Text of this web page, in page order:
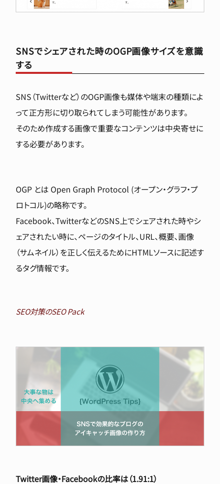
SNSでシェアされた時のOGP画像サイズを意識
する
SNS（Twitterなど）のOGP画像も媒体や端末の種類によ
って正方形に切り取られてしまう可能性があります。
そのため作成する画像で重要なコンテンツは中央寄せに
する必要があります。
OGP とは Open Graph Protocol (オープン・グラフ・プ
ロトコル)の略称です。
Facebook、TwitterなどのSNS上でシェアされた時やシ
ェアされたい時に、ページのタイトル、URL、概要、画像
（サムネイル）を正しく伝えるためにHTMLソースに記述す
るタグ情報です。
SEO対策のSEO Pack
Twitter画像・Facebookの比率は（1.91:1）